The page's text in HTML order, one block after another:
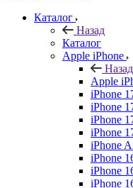
Каталог
Назад
Каталог
Apple iPhone
Назад
Apple
iPhone
iPhone
iPhone
iPhone
iPhone
iPhone
iPhone
iPhone